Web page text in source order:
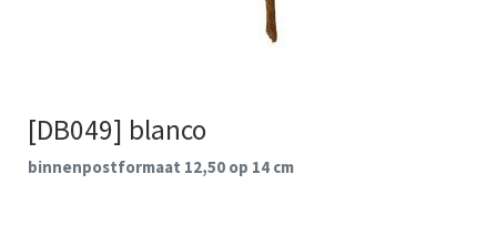
[DB049] blanco
binnenpostformaat 12,50 op 14 cm